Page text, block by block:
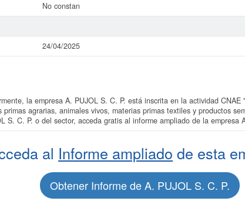
No constan
24/04/2025
la empresa A. PUJOL S. C. P. está inscrita en la actividad
agrarias, animales vivos, materias primas textiles y productos
S. C. P. o del sector, acceda gratis al informe ampliado de la empresa
al Informe ampliado de esta
Obtener Informe de A. PUJOL S. C. P.